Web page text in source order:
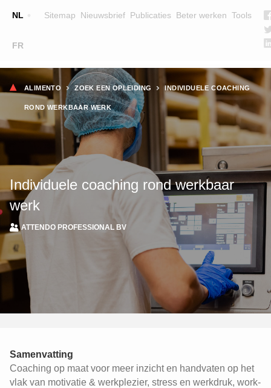
NL
FR
Sitemap Nieuwsbrief Publicaties Beter werken Tools
Main
navigation
OPLEIDINGEN
LESGEVERS
WIE ZIJN WE
CONTACT
ZOEK EEN OPLEIDING
Kruimelpad
ALIMENTO ZOEK EEN OPLEIDING INDIVIDUELE COACHING
ROND WERKBAAR WERK
Individuele coaching rond werkbaar
werk
ATTENDO PROFESSIONAL BV
Samenvatting
Coaching op maat voor meer inzicht en handvaten op het
vlak van motivatie & werkplezier, stress en werkdruk, work-